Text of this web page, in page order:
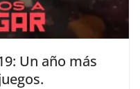
Un año más